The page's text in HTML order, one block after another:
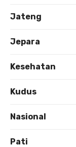
Jateng
Jepara
Kesehatan
Kudus
Nasional
Pati